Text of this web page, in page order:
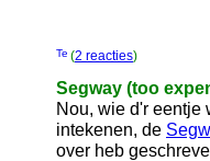
(2 reacties)
Segway (too
Nou, wie d'r eentje
intekenen, de
over heb